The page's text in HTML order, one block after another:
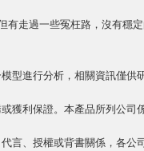
有走過一些冤枉路，沒有穩
型進行分析，相關資訊僅供
獲利保證。本產品所列公司
言、授權或背書關係，各公